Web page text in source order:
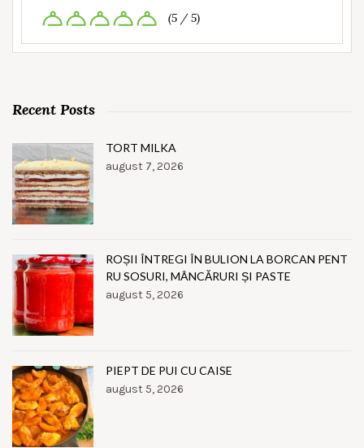
(5 / 5)
Recent Posts
TORT MILKA
august 7, 2026
ROȘII ÎNTREGI ÎN BULION LA BORCAN PENT
RU SOSURI, MÂNCĂRURI ȘI PASTE
august 5, 2026
PIEPT DE PUI CU CAISE
august 5, 2026